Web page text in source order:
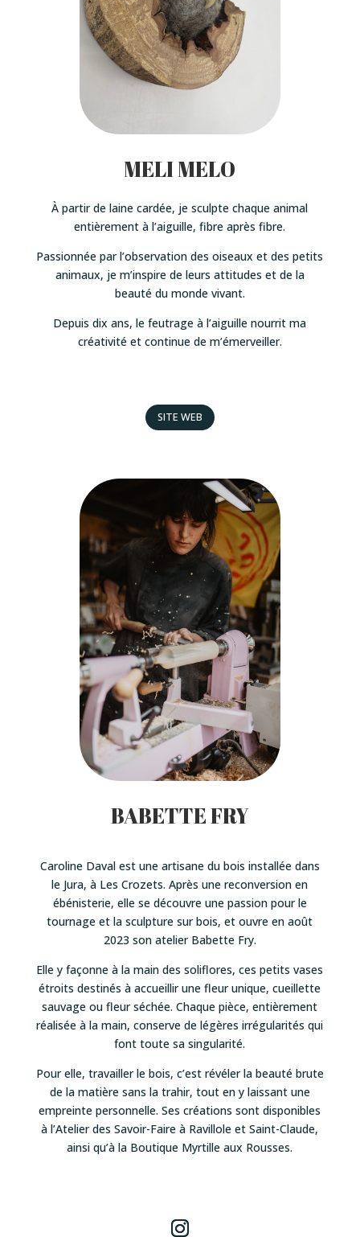
MELI MELO
À partir de laine cardée, je sculpte chaque animal
entièrement à l’aiguille, fibre après fibre.
Passionnée par l’observation des oiseaux et des petits
animaux, je m’inspire de leurs attitudes et de la
beauté du monde vivant.
Depuis dix ans, le feutrage à l’aiguille nourrit ma
créativité et continue de m’émerveiller.
SITE WEB
BABETTE FRY
Caroline Daval est une artisane du bois installée dans
le Jura, à Les Crozets. Après une reconversion en
ébénisterie, elle se découvre une passion pour le
tournage et la sculpture sur bois, et ouvre en août
2023 son atelier Babette Fry.
Elle y façonne à la main des soliflores, ces petits vases
étroits destinés à accueillir une fleur unique, cueillette
sauvage ou fleur séchée. Chaque pièce, entièrement
réalisée à la main, conserve de légères irrégularités qui
font toute sa singularité.
Pour elle, travailler le bois, c’est révéler la beauté brute
de la matière sans la trahir, tout en y laissant une
empreinte personnelle. Ses créations sont disponibles
à l’Atelier des Savoir-Faire à Ravillole et Saint-Claude,
ainsi qu’à la Boutique Myrtille aux Rousses.